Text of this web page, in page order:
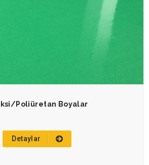
Poliüretan Boyalar
Detaylar